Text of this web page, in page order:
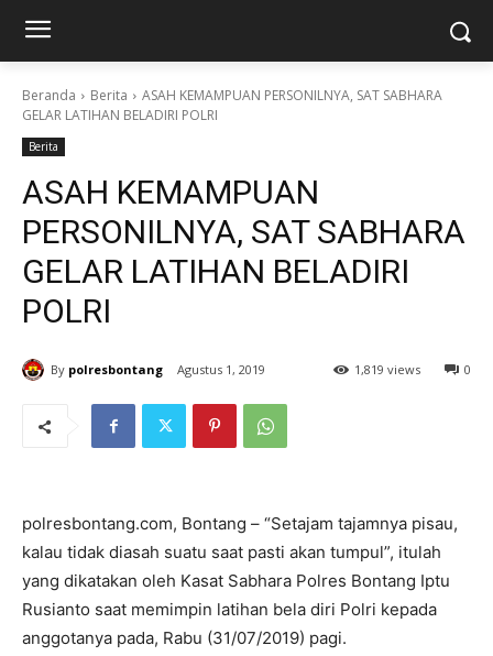
Beranda Berita
ASAH KEMAMPUAN PERSONILNYA, SAT SABHARA
GELAR LATIHAN BELADIRI POLRI
Berita
ASAH KEMAMPUAN
PERSONILNYA, SAT SABHARA
GELAR LATIHAN BELADIRI
POLRI
By polresbontang Agustus 1, 2019 0
1,819 views
polresbontang.com, Bontang – “Setajam tajamnya pisau,
kalau tidak diasah suatu saat pasti akan tumpul”, itulah
yang dikatakan oleh Kasat Sabhara Polres Bontang Iptu
Rusianto saat memimpin latihan bela diri Polri kepada
anggotanya pada, Rabu (31/07/2019) pagi.